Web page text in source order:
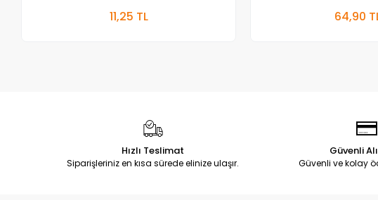
11,25 TL 64,90
Hızlı Teslimat
Siparişleriniz en kısa sürede elinize ulaşır.
Güvenli
Güvenli ve kolay